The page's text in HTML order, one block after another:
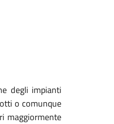
degli impianti
o comunque
maggiormente